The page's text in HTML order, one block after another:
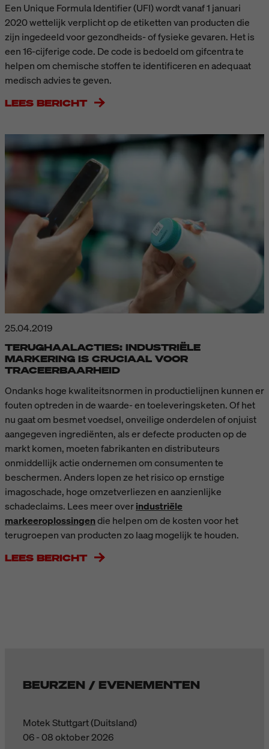
Een Unique Formula Identifier (UFI) wordt vanaf 1 januari
2020 wettelijk verplicht op de etiketten van producten die
zijn ingedeeld voor gezondheids- of fysieke gevaren. Het is
een 16-cijferige code. De code is bedoeld om gifcentra te
helpen om chemische stoffen te identificeren en adequaat
medisch advies te geven.
LEES BERICHT
25.04.2019
TERUGHAALACTIES: INDUSTRIËLE
MARKERING IS CRUCIAAL VOOR
TRACEERBAARHEID
Ondanks hoge kwaliteitsnormen in productielijnen kunnen er
fouten optreden in de waarde- en toeleveringsketen. Of het
nu gaat om besmet voedsel, onveilige onderdelen of onjuist
aangegeven ingrediënten, als er defecte producten op de
markt komen, moeten fabrikanten en distributeurs
onmiddellijk actie ondernemen om consumenten te
beschermen. Anders lopen ze het risico op ernstige
imagoschade, hoge omzetverliezen en aanzienlijke
schadeclaims. Lees meer overindustriële
markeeroplossingendie helpen om de kosten voor het
terugroepen van producten zo laag mogelijk te houden.
LEES BERICHT
BEURZEN / EVENEMENTEN
Motek Stuttgart (Duitsland)
06 - 08 oktober 2026